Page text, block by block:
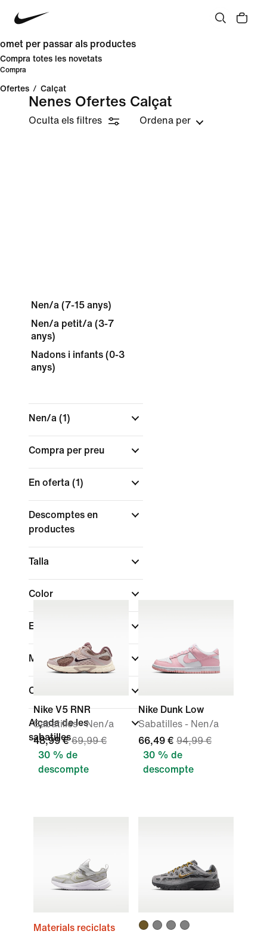
omet per passar als productes
Compra totes les novetats
Compra
Ofertes / Calçat
Nenes Ofertes Calçat
Oculta els filtres Ordena per
Nen/a (7-15 anys)
Nen/a petit/a (3-7
anys)
Nadons i infants (0-3
anys)
Nen/a (1)
Compra per preu
En oferta (1)
Descomptes en
productes
Talla
Color
Esports
Marca
Col·leccions
Alçada de les
sabatilles
Nike V5 RNR
Sabatilles - Nen/a
48,99 € 69,99 €
30 % de
descompte
Nike Dunk Low
Sabatilles - Nen/a
66,49 € 94,99 €
30 % de
descompte
Materials reciclats